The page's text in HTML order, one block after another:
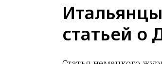
статьей о